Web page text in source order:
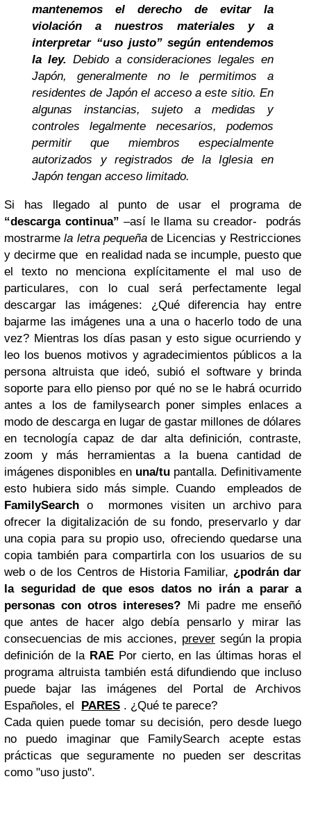
mantenemos el derecho de evitar la
violación a nuestros materiales y a
interpretar “uso justo” según entendemos
la ley. Debido a consideraciones legales en
Japón, generalmente no le permitimos a
residentes de Japón el acceso a este sitio. En
algunas instancias, sujeto a medidas y
controles legalmente necesarios, podemos
permitir que miembros especialmente
autorizados y registrados de la Iglesia en
Japón tengan acceso limitado.
Si has llegado al punto de usar el programa de
“descarga continua” –así le llama su creador- podrás
mostrarmela letra pequeñade Licencias y Restricciones
y decirme que en realidad nada se incumple, puesto que
el texto no menciona explícitamente el mal uso de
particulares, con lo cual será perfectamente legal
descargar las imágenes: ¿Qué diferencia hay entre
bajarme las imágenes una a una o hacerlo todo de una
vez? Mientras los días pasan y esto sigue ocurriendo y
leo los buenos motivos y agradecimientos públicos a la
persona altruista que ideó, subió el software y brinda
soporte para ello pienso por qué no se le habrá ocurrido
antes a los de familysearchponer simples enlaces a
modo de descarga en lugar de gastar millones de dólares
en tecnología capaz de dar alta definición, contraste,
zoom y más herramientas a la buena cantidad de
imágenes disponibles en una/tu pantalla. Definitivamente
esto hubiera sido más simple. Cuando empleados de
FamilySearch o mormones visiten un archivo para
ofrecer la digitalización de su fondo, preservarlo y dar
una copia para su propio uso, ofreciendo quedarse una
copia también para compartirla con los usuarios de su
web o de los Centros de Historia Familiar, ¿podrán dar
la seguridad de que esos datos no irán a parar a
personas con otros intereses? Mi padre me enseñó
que antes de hacer algo debía pensarlo y mirar las
consecuencias de mis acciones, preversegún la propia
definición de la RAE Por cierto, en las últimas horas el
programa altruista también está difundiendo que incluso
puede bajar las imágenes del Portal de Archivos
Españoles, el PARES . ¿Qué te parece?
Cada quien puede tomar su decisión, pero desde luego
no puedo imaginar que FamilySearch acepte estas
prácticas que seguramente no pueden ser descritas
como "uso justo".